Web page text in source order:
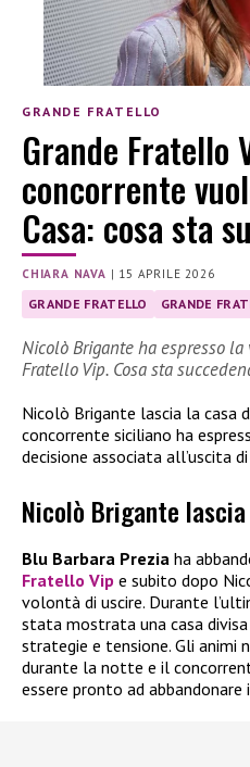
GRANDE FRATELLO
Grande Fratello
concorrente
Casa: cosa sta
CHIARA NAVA | 15 APRILE 2026
GRANDE FRATELLO GRANDE
Nicolò Brigante ha espresso
Fratello Vip. Cosa sta
Nicolò Brigante lascia la casa
concorrente siciliano ha
decisione associata all’uscita
Nicolò Brigante
Blu Barbara Prezia ha
Fratello Vip e subito dopo
volontà di uscire. Durante
stata mostrata una casa
strategie e tensione. Gli animi
durante la notte e il
essere pronto ad abbandonare